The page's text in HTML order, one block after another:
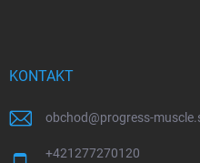
KONTAKT
obchod@progress-
+421277270120